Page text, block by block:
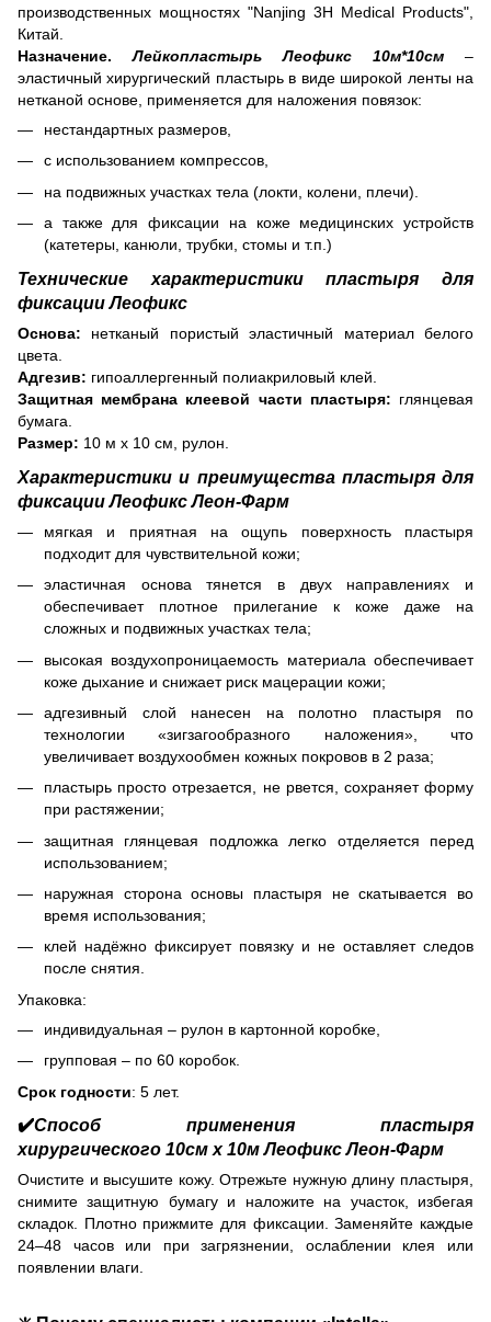
производственных мощностях "Nanjing 3H Medical Products",
Китай.
Назначение.
Лейкопластырь Леофикс 10м*10см –
эластичный хирургический пластырь в виде широкой ленты на
нетканой основе, применяется для наложения повязок:
нестандартных размеров,
с использованием компрессов,
на подвижных участках тела (локти, колени, плечи).
а также для фиксации на коже медицинских устройств
(катетеры, канюли, трубки, стомы и т.п.)
Технические характеристики пластыря для
фиксации Леофикс
Основа: нетканый пористый эластичный материал белого
цвета.
Адгезив: гипоаллергенный полиакриловый клей.
Защитная мембрана клеевой части пластыря: глянцевая
бумага.
Размер: 10 м х 10 см, рулон.
Характеристики и преимущества пластыря для
фиксации Леофикс Леон-Фарм
мягкая и приятная на ощупь поверхность пластыря
подходит для чувствительной кожи;
эластичная основа тянется в двух направлениях и
обеспечивает плотное прилегание к коже даже на
сложных и подвижных участках тела;
высокая воздухопроницаемость материала обеспечивает
коже дыхание и снижает риск мацерации кожи;
адгезивный слой нанесен на полотно пластыря по
технологии «зигзагообразного наложения», что
увеличивает воздухообмен кожных покровов в 2 раза;
пластырь просто отрезается, не рвется, сохраняет форму
при растяжении;
защитная глянцевая подложка легко отделяется перед
использованием;
наружная сторона основы пластыря не скатывается во
время использования;
клей надёжно фиксирует повязку и не оставляет следов
после снятия.
Упаковка:
индивидуальная – рулон в картонной коробке,
групповая – по 60 коробок.
Срок годности: 5 лет.
✔️Способ применения пластыря
хирургического 10см х 10м Леофикс Леон-Фарм
Очистите и высушите кожу. Отрежьте нужную длину пластыря,
снимите защитную бумагу и наложите на участок, избегая
складок. Плотно прижмите для фиксации. Заменяйте каждые
24–48 часов или при загрязнении, ослаблении клея или
появлении влаги.